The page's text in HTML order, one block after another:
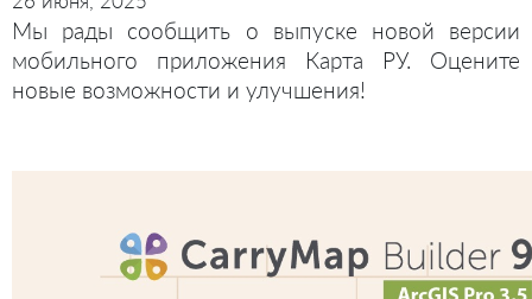
Мы рады сообщить о выпуске новой версии
мобильного приложения Карта РУ. Оцените
новые возможности и улучшения!